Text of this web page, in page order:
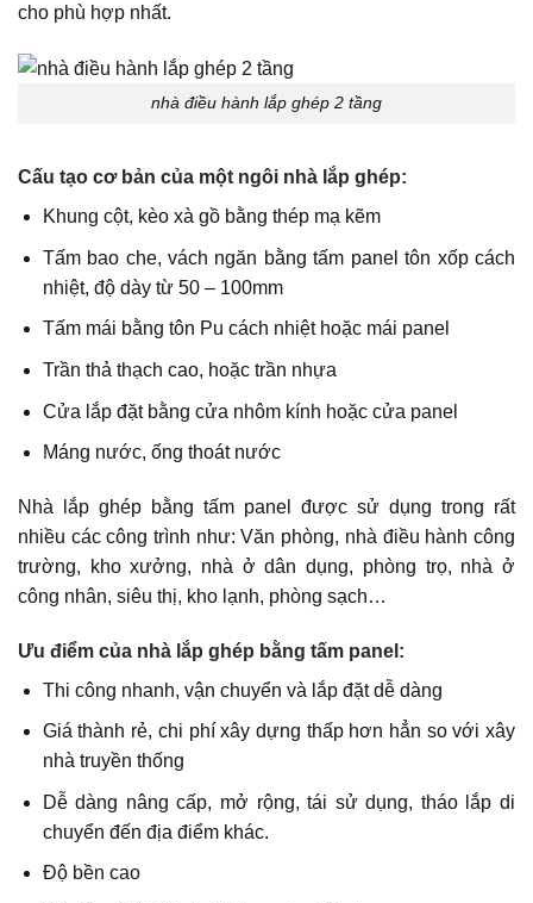
cho phù hợp nhất.
nhà điều hành lắp ghép 2 tầng
Cấu tạo cơ bản của một ngôi nhà lắp ghép:
Khung cột, kèo xà gồ bằng thép mạ kẽm
Tấm bao che, vách ngăn bằng tấm panel tôn xốp cách
nhiệt, độ dày từ 50 – 100mm
Tấm mái bằng tôn Pu cách nhiệt hoặc mái panel
Trần thả thạch cao, hoặc trần nhựa
Cửa lắp đặt bằng cửa nhôm kính hoặc cửa panel
Máng nước, ống thoát nước
Nhà lắp ghép bằng tấm panel được sử dụng trong rất
nhiều các công trình như: Văn phòng, nhà điều hành công
trường, kho xưởng, nhà ở dân dụng, phòng trọ, nhà ở
công nhân, siêu thị, kho lạnh, phòng sạch…
Ưu điểm của nhà lắp ghép bằng tấm panel:
Thi công nhanh, vận chuyển và lắp đặt dễ dàng
Giá thành rẻ, chi phí xây dựng thấp hơn hẳn so với xây
nhà truyền thống
Dễ dàng nâng cấp, mở rộng, tái sử dụng, tháo lắp di
chuyển đến địa điểm khác.
Độ bền cao